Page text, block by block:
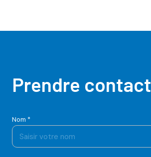
Prendre contact
Nom *